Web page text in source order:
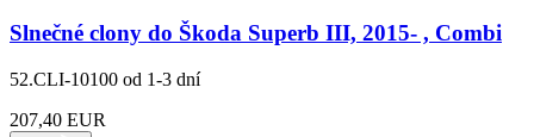
Slnečné clony do Škoda Superb III, 2015- , Combi
52.CLI-10100 od 1-3 dní
207,40 EUR